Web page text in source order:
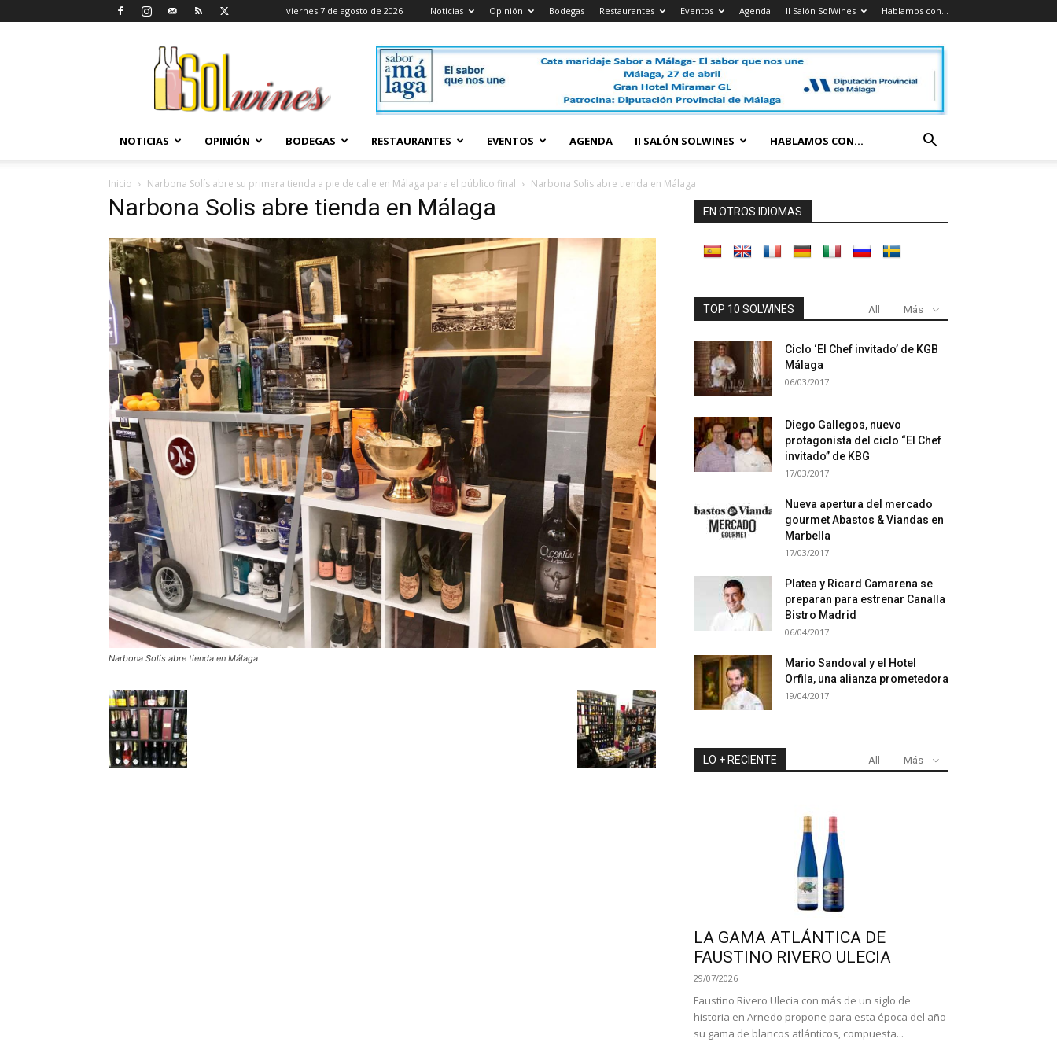
viernes 7 de agosto de 2026 Noticias Opinión Bodegas Restaurantes Eventos Agenda II Salón SolWines Hablamos con…
NOTICIAS OPINIÓN BODEGAS RESTAURANTES EVENTOS AGENDA II SALÓN SOLWINES HABLAMOS CON…
Inicio Narbona Solís abre su primera tienda a pie de calle en Málaga para el público final Narbona Solis abre tienda en Málaga
Narbona Solis abre tienda en Málaga
Narbona Solis abre tienda en Málaga
EN OTROS IDIOMAS
TOP 10 SOLWINES All Más
Ciclo ‘El Chef invitado’ de KGB
Málaga
06/03/2017
Diego Gallegos, nuevo
protagonista del ciclo “El Chef
invitado” de KBG
17/03/2017
Nueva apertura del mercado
gourmet Abastos & Viandas en
Marbella
17/03/2017
Platea y Ricard Camarena se
preparan para estrenar Canalla
Bistro Madrid
06/04/2017
Mario Sandoval y el Hotel
Orfila, una alianza prometedora
19/04/2017
LO + RECIENTE All Más
LA GAMA ATLÁNTICA DE
FAUSTINO RIVERO ULECIA
29/07/2026
Faustino Rivero Ulecia con más de un siglo de
historia en Arnedo propone para esta época del año
su gama de blancos atlánticos, compuesta...